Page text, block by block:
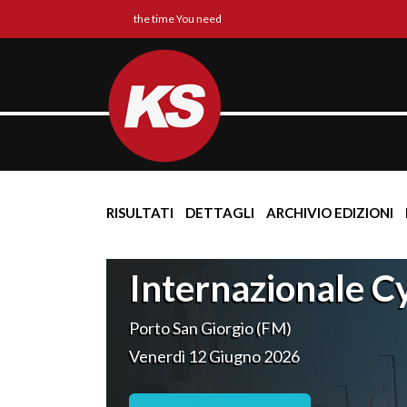
the time You need
RISULTATI DETTAGLI ARCHIVIO EDIZIONI
Internazionale
Porto San Giorgio (FM)
Venerdì 12 Giugno 2026